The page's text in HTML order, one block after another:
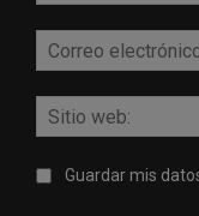
Guardar mis